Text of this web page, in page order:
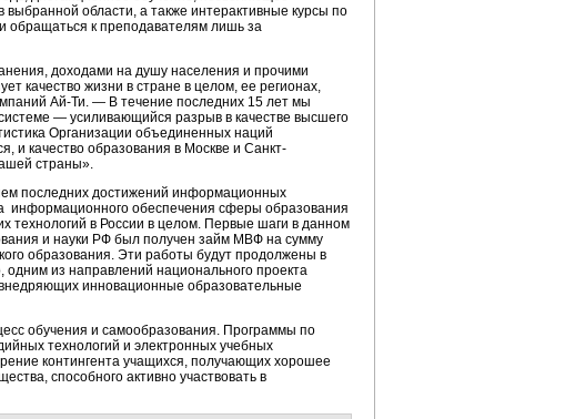
области, а также интерактивные курсы по
обращаться к преподавателям лишь за
доходами на душу населения и прочими
качество жизни в стране в целом, ее регионах,
Ай-Ти. — В течение последних 15 лет мы
— усиливающийся разрыв в качестве высшего
Организации объединенных наций
и качество образования в Москве и Санкт-
страны».
последних достижений информационных
информационного обеспечения сферы образования
технологий в России в целом. Первые шаги в данном
и науки РФ был получен займ МВФ на сумму
образования. Эти работы будут продолжены в
одним из направлений национального проекта
инновационные образовательные
обучения и самообразования. Программы по
технологий и электронных учебных
контингента учащихся, получающих хорошее
способного активно участвовать в